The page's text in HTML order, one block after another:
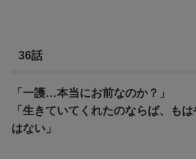
36話
「一護…本当にお前なのか？」
「生きていてくれたのならば、も
はない」